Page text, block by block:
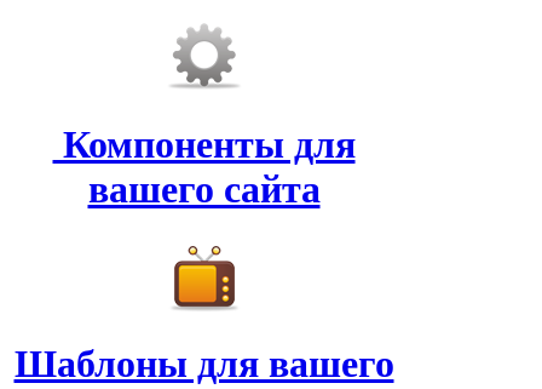
Компоненты для
вашего сайта
Шаблоны для вашего